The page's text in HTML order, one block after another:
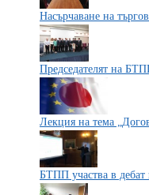
Насърчаване на
Председателят на
Лекция на тема
БТПП участва в дебат